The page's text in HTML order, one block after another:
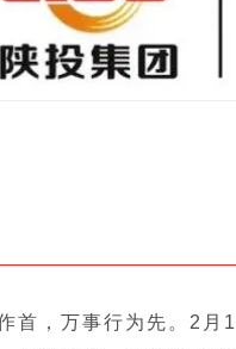
首，万事行为先。2月